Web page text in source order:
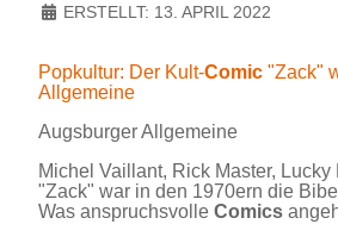
ERSTELLT: 13. APRIL 2022
Popkultur: Der Kult-Comic "Zack"
Allgemeine
Augsburger Allgemeine
Michel Vaillant, Rick Master, Lucky
"Zack" war in den 1970ern die
Was anspruchsvolle Comics